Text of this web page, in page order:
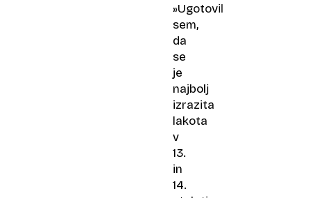
»Ugotovil
sem,
da
se
je
najbolj
izrazita
lakota
v
13.
in
14.